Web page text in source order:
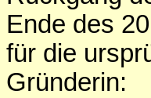
Ende des
für die
Gründerin: